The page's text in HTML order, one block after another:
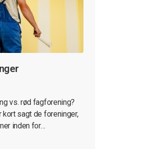
vs. rød fagforening?
sagt de foreninger,
inden for…